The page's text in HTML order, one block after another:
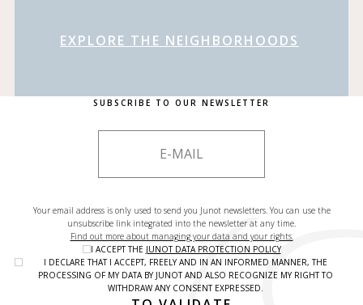
EXPLORE THE NEIGHBORHOODS
SUBSCRIBE TO OUR NEWSLETTER
Your email address is only used to send you Junot newsletters. You can use the
unsubscribe link integrated into the newsletter at any time.
Find out more about managing your data and your rights.
I ACCEPT THE JUNOT DATA PROTECTION POLICY
I DECLARE THAT I ACCEPT, FREELY AND IN AN INFORMED MANNER, THE
PROCESSING OF MY DATA BY JUNOT AND ALSO RECOGNIZE MY RIGHT TO
WITHDRAW ANY CONSENT EXPRESSED.